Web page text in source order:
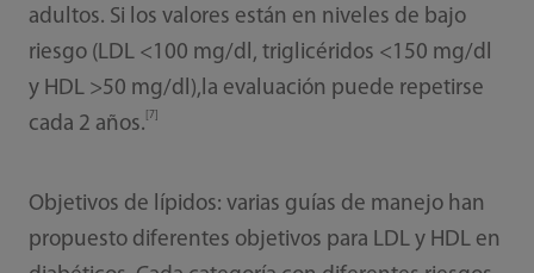
adultos. Si los valores están en niveles de bajo
riesgo (LDL <100 mg/dl, triglicéridos <150 mg/dl
y HDL >50 mg/dl),la evaluación puede repetirse
cada 2 años. [7]
Objetivos de lípidos: varias guías de manejo han
propuesto diferentes objetivos para LDL y HDL en